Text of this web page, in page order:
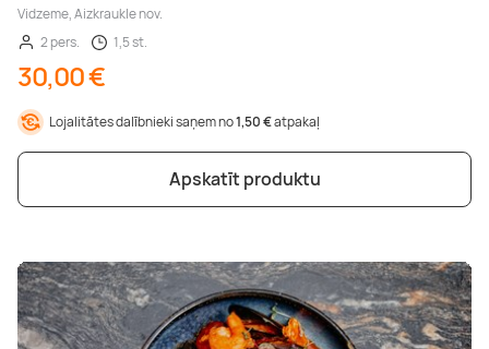
Vidzeme, Aizkraukle nov.
2 pers.
1,5 st.
30,00 €
Lojalitātes dalībnieki saņem no1,50 €atpakaļ
Apskatīt produktu